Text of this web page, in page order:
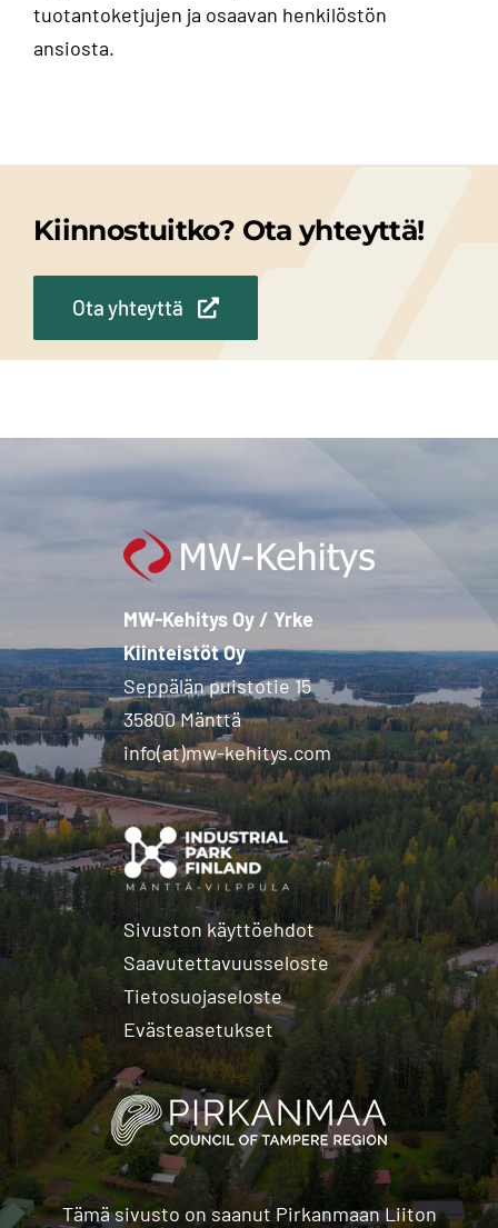
tuotantoketjujen ja osaavan henkilöstön
ansiosta.
Kiinnostuitko? Ota yhteyttä!
Ota yhteyttä
MW-Kehitys Oy / Yrke
Kiinteistöt Oy
Seppälän puistotie 15
35800 Mänttä
info(at)mw-kehitys.com
Tämä sivusto on saanut Pirkanmaan Liiton
Sivuston käyttöehdot
Saavutettavuusseloste
Tietosuojaseloste
Evästeasetukset